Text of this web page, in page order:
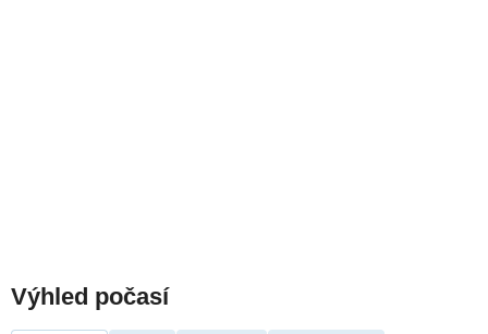
Výhled počasí